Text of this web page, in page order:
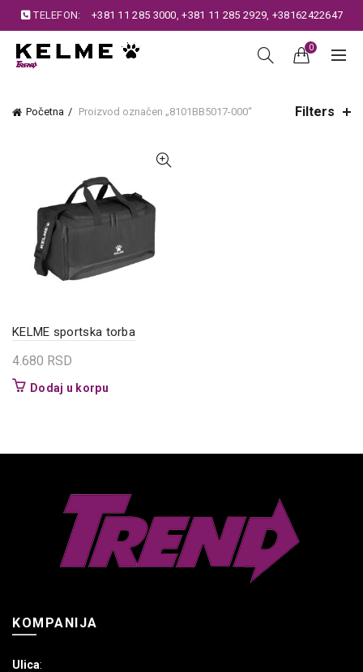
TELEFON: +381 11 285 3000,+381 11 285 2929, +38162422647
0
Početna Proizvod označen „8101BB5017-000“ Filters
KELME sportska torba
4.680 RSD
Dodaj u korpu
KOMPANIJA
Ulica: